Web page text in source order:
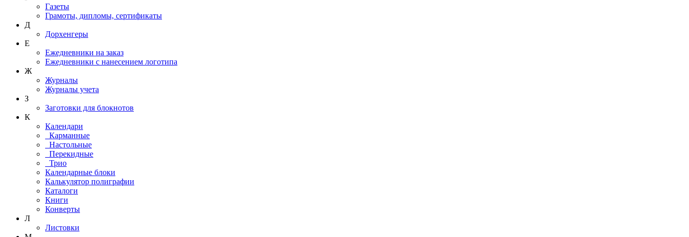
Газеты
Грамоты, дипломы, сертификаты
Д
Дорхенгеры
Е
Ежедневники на заказ
Ежедневники с нанесением логотипа
Ж
Журналы
Журналы учета
З
Заготовки для блокнотов
К
Календари
Карманные
Настольные
Перекидные
Трио
Календарные блоки
Калькулятор полиграфии
Каталоги
Книги
Конверты
Л
Листовки